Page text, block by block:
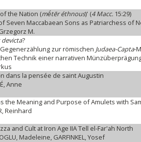
the Nation (mḗtēr éthnous)' (4 Macc. 15:29)
Seven Maccabaean Sons as Patriarchess of
M.
devicta?
zur römischen Judaea-Capta-
Technik einer narrativen
dans la pensée de saint Augustin
Anne
the Meaning and Purpose of Amulets with
Reinhard
and Cult at Iron Age IIA Tell el-Far'ah North
Madeleine, GARFINKEL, Yosef